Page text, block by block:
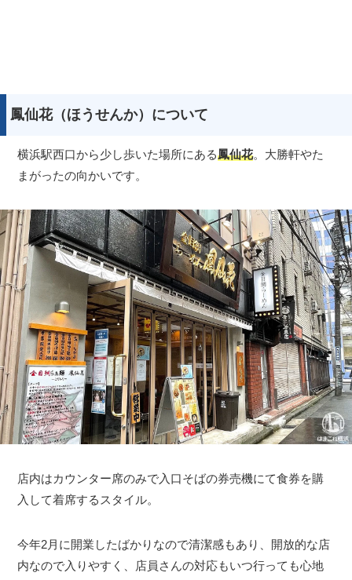
鳳仙花（ほうせんか）について
横浜駅西口から少し歩いた場所にある鳳仙花。大勝軒やた
まがったの向かいです。
店内はカウンター席のみで入口そばの券売機にて食券を購
入して着席するスタイル。
今年2月に開業したばかりなので清潔感もあり、開放的な店
内なので入りやすく、店員さんの対応もいつ行っても心地